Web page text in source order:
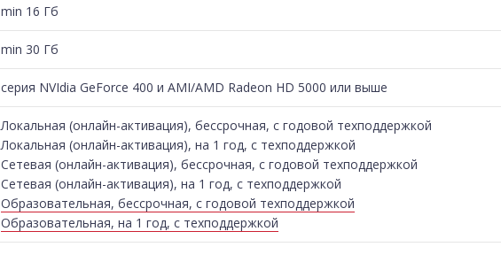
min 16 Гб
min 30 Гб
серия NVIdia GeForce 400 и AMI/AMD Radeon HD 5000 или выше
Локальная (онлайн-активация), бессрочная, с годовой техподдержкой
Локальная (онлайн-активация), на 1 год, с техподдержкой
Сетевая (онлайн-активация), бессрочная, с годовой техподдержкой
Сетевая (онлайн-активация), на 1 год, с техподдержкой
Образовательная, бессрочная, с годовой техподдержкой
Образовательная, на 1 год, с техподдержкой